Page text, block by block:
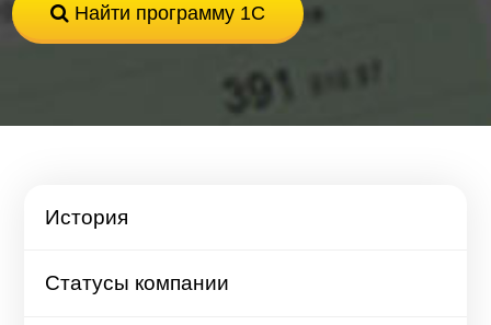
Найти программу 1С
История
Статусы компании